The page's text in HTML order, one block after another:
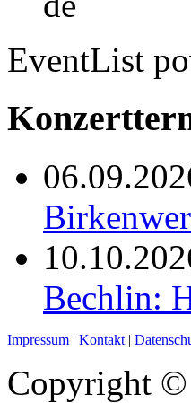
EventList
Bechlin:
Impressum | Kontakt |
Copyright ©